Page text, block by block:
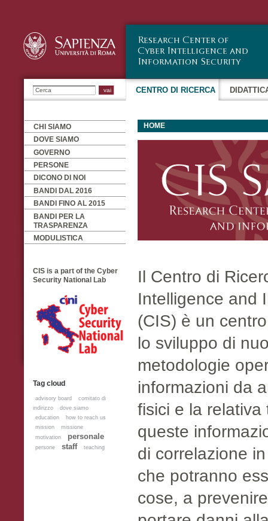
Ricerca CENTRO DI RICERCA
CHI SIAMO
DOVE SIAMO
GOVERNO
PERSONE
DICONO DI NOI
BANDI DAL 2016
BANDI FINO AL 2015
BANDI PER LA
TRASPARENZA
MODULISTICA
CIS is a part of the Cyber
Security National Lab
Tag cloud
advisory board
comitato di
indirizzo
dove siamo
education
how to reach us
mission
missione
motivation
personale
persone staff teaching
HOME
Il Centro di
Intelligence and
(CIS) è un
lo sviluppo di
metodologie
informazioni da
fisici e la relativa
queste
di correlazione
che potranno
cose, a